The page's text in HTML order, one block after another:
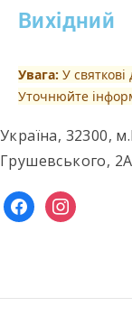
Вихідний
Увага: У
Уточнюйте
Україна, 32300,
Грушевського,